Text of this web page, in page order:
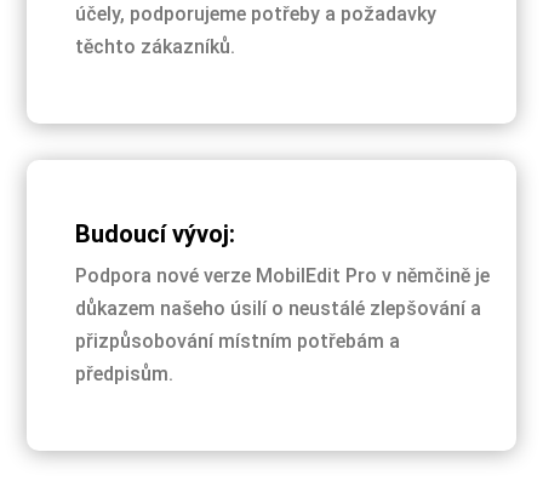
účely, podporujeme potřeby a požadavky
těchto zákazníků.
Budoucí vývoj:
Podpora nové verze MobilEdit Pro v němčině je
důkazem našeho úsilí o neustálé zlepšování a
přizpůsobování místním potřebám a
předpisům.